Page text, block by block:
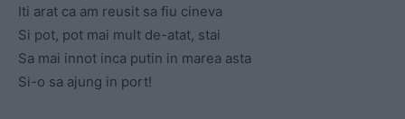
Iti arat ca am reusit sa fiu cineva
Si pot, pot mai mult de-atat, stai
Sa mai innot inca putin in marea asta
Si-o sa ajung in port!